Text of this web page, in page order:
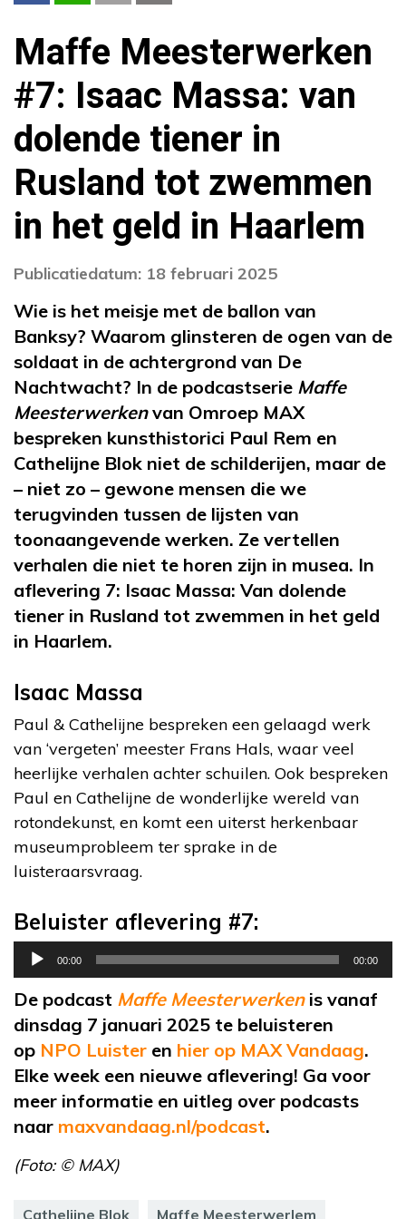
Maffe Meesterwerken
#7: Isaac Massa: van
dolende tiener in
Rusland tot zwemmen
in het geld in Haarlem
Publicatiedatum: 18 februari 2025
Wie is het meisje met de ballon van
Banksy? Waarom glinsteren de ogen van de
soldaat in de achtergrond van De
Nachtwacht? In de podcastserie Maffe
Meesterwerkenvan Omroep MAX
bespreken kunsthistorici Paul Rem en
Cathelijne Blok niet de schilderijen, maar de
– niet zo – gewone mensen die we
terugvinden tussen de lijsten van
toonaangevende werken. Ze vertellen
verhalen die niet te horen zijn in musea. In
aflevering 7: Isaac Massa: Van dolende
tiener in Rusland tot zwemmen in het geld
in Haarlem.
Isaac Massa
Paul & Cathelijne bespreken een gelaagd werk
van ‘vergeten’ meester Frans Hals, waar veel
heerlijke verhalen achter schuilen. Ook bespreken
Paul en Cathelijne de wonderlijke wereld van
rotondekunst, en komt een uiterst herkenbaar
museumprobleem ter sprake in de
luisteraarsvraag.
Beluister aflevering #7:
Audiospeler
00:00 00:00
De podcast Maffe Meesterwerkenis vanaf
dinsdag 7 januari 2025 te beluisteren
op NPO Luister en hier op MAX Vandaag.
Elke week een nieuwe aflevering! Ga voor
meer informatie en uitleg over podcasts
naar maxvandaag.nl/podcast.
(Foto: © MAX)
Cathelijne Blok Maffe Meesterwerlem